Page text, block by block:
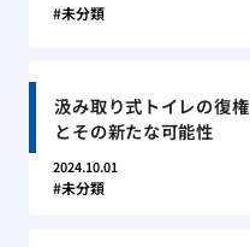
未分類
汲み取り式トイレの復権
とその新たな可能性
2024.10.01
未分類